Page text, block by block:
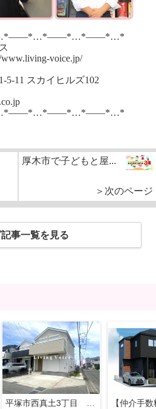
ス
voice.jp/
11 スカイヒルズ102
厚木市で子どもと屋...
＞次のページ
事一覧を見る
平塚市西真土3丁目 中古一戸建て